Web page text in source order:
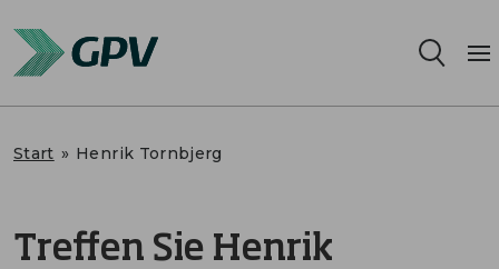
Standorte
Start » Henrik Tornbjerg
Treffen Sie Henrik